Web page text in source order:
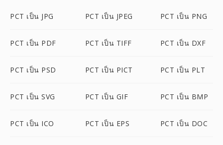
PCT เป็น JPG PCT เป็น JPEG PCT เป็น PNG
PCT เป็น PDF PCT เป็น TIFF PCT เป็น DXF
PCT เป็น PSD PCT เป็น PICT PCT เป็น PLT
PCT เป็น SVG PCT เป็น GIF PCT เป็น BMP
PCT เป็น ICO PCT เป็น EPS PCT เป็น DOC